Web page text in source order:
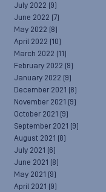
July 2022 (9)
June 2022 (7)
May 2022 (8)
April 2022 (10)
March 2022 (11)
February 2022 (9)
January 2022 (9)
December 2021 (8)
November 2021 (9)
October 2021 (9)
September 2021 (9)
August 2021 (8)
July 2021 (6)
June 2021 (8)
May 2021 (9)
April 2021 (9)